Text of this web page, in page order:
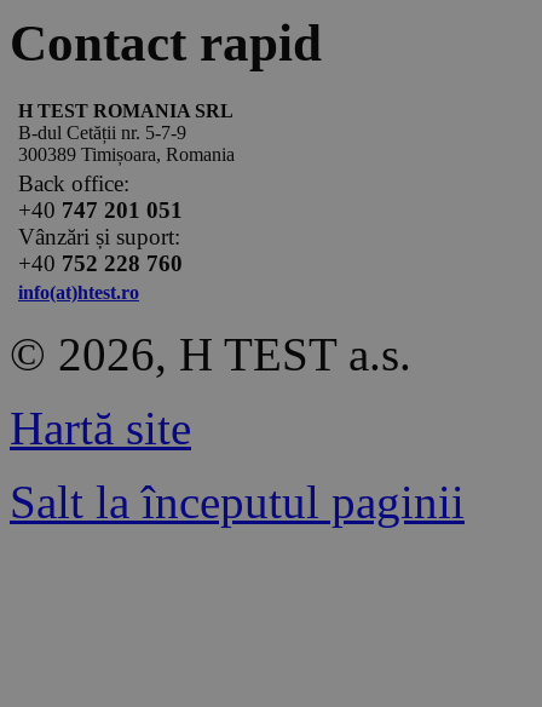
Contact rapid
H TEST ROMANIA SRL
B-dul Cetății nr. 5-7-9
300389 Timișoara, Romania
Back office:
+40 747 201 051
Vânzări și suport:
+40 752 228 760
info(at)htest.ro
© 2026, H TEST a.s.
Hartă site
Salt la începutul paginii